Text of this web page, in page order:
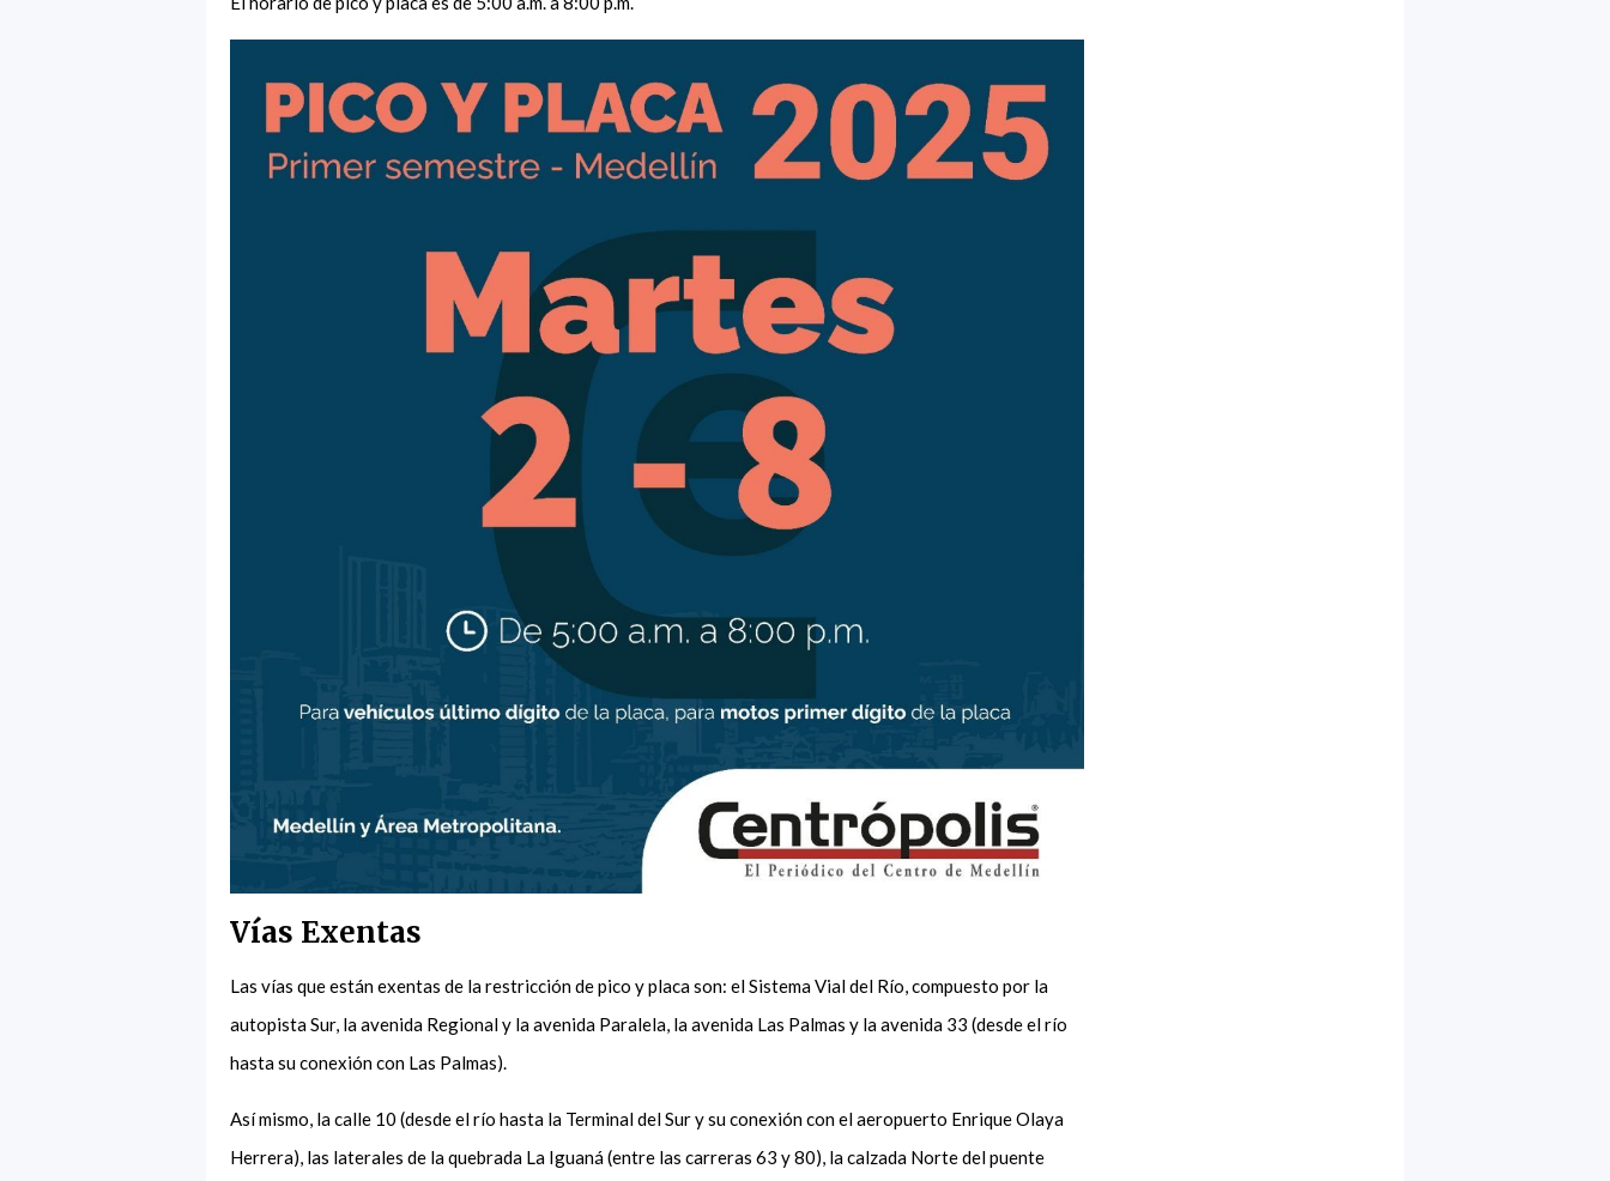
Vías Exentas
Las vías que están exentas de la restricción de pico y placa son: el Sistema Vial del Río, compuesto por la
autopista Sur, la avenida Regional y la avenida Paralela, la avenida Las Palmas y la avenida 33 (desde el río
hasta su conexión con Las Palmas).
Así mismo, la calle 10 (desde el río hasta la Terminal del Sur y su conexión con el aeropuerto Enrique Olaya
Herrera), las laterales de la quebrada La Iguaná (entre las carreras 63 y 80), la calzada Norte del puente